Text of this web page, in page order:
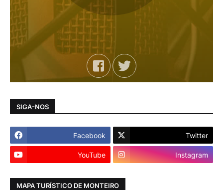
SIGA-NOS
Facebook Twitter
YouTube Instagram
MAPA TURÍSTICO DE MONTEIRO